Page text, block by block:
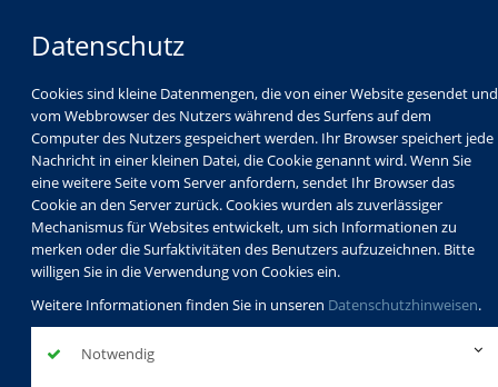
Datenschutz
Cookies sind kleine Datenmengen, die von einer Website gesendet und
vom Webbrowser des Nutzers während des Surfens auf dem
Computer des Nutzers gespeichert werden. Ihr Browser speichert jede
Nachricht in einer kleinen Datei, die Cookie genannt wird. Wenn Sie
eine weitere Seite vom Server anfordern, sendet Ihr Browser das
Cookie an den Server zurück. Cookies wurden als zuverlässiger
Mechanismus für Websites entwickelt, um sich Informationen zu
merken oder die Surfaktivitäten des Benutzers aufzuzeichnen. Bitte
willigen Sie in die Verwendung von Cookies ein.
Weitere Informationen finden Sie in unseren Datenschutzhinweisen.
Notwendig
Programm
Schulabschlüsse
Schulkindbetreuung
Service